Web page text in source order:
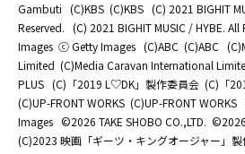
Gambuti (C)KBS (C)KBS (C) 2021 BIGHIT
Reserved. (C) 2021 BIGHIT MUSIC / HYBE. All
Images ⓒ Getty Images (C)ABC (C)ABC
Limited (C)Media Caravan International
PLUS (C)「2019 L♡DK」製作委員会 (C)「
(C)UP-FRONT WORKS (C)UP-FRONT WORKS
Images ©2026 TAKE SHOBO CO.,LTD. ©2026
(C)2023 映画「ギーツ・キングオージャー」